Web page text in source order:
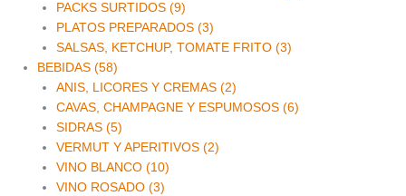
PACKS SURTIDOS (9)
PLATOS PREPARADOS (3)
SALSAS, KETCHUP, TOMATE FRITO (3)
BEBIDAS (58)
ANIS, LICORES Y CREMAS (2)
CAVAS, CHAMPAGNE Y ESPUMOSOS (6)
SIDRAS (5)
VERMUT Y APERITIVOS (2)
VINO BLANCO (10)
VINO ROSADO (3)